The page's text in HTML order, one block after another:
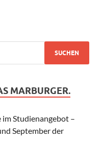
MARBURGER.
Studienangebot –
September der